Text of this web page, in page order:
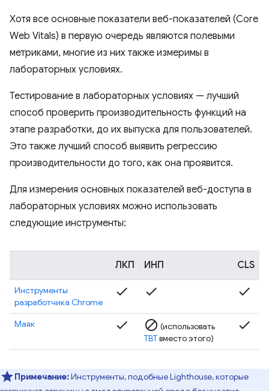
Хотя все основные показатели веб-показателей (Core
Web Vitals) в первую очередь являются полевыми
метриками, многие из них также измеримы в
лабораторных условиях.
Тестирование в лабораторных условиях — лучший
способ проверить производительность функций на
этапе разработки, до их выпуска для пользователей.
Это также лучший способ выявить регрессию
производительности до того, как она проявится.
Для измерения основных показателей веб-доступа в
лабораторных условиях можно использовать
следующие инструменты:
ЛКП ИНП CLS
Инструменты
разработчика Chrome
check check check
Маяк check block (использовать
TBTвместо этого)
check
Примечание:Инструменты, подобные Lighthouse, которые